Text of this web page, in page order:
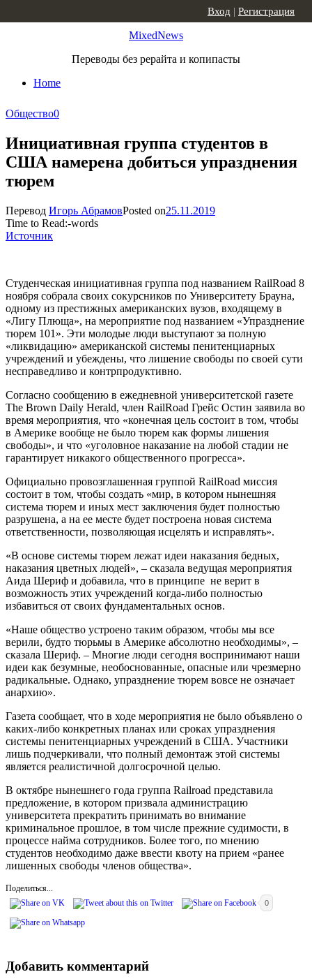
MixedNews
Переводы без рерайта и копипасты
Home
Вход | Регистрация
Общество0
Инициативная группа студентов в
США намерена добиться упразднения
тюрем
Перевод Игорь АбрамовPosted on25.11.2019
Time to Read:-words
Источник
Студенческая инициативная группа под названием RailRoad 8
ноября собрала своих сокурсников по Университету Брауна,
одному из престижных американских вузов, входящему в
«Лигу Плюща», на мероприятие под названием «Упразднение
тюрем 101». Эти молодые люди выступают за полную
«ликвидацию» американской системы пенитенциарных
учреждений и убеждены, что лишение свободы по своей сути
несправедливо и контрпродуктивно.
Согласно сообщению в ежедневной университетской газете
The Brown Daily Herald, член RailRoad Грейс Остин заявила во
время мероприятия, что «конечная цель состоит в том, чтобы
в Америке вообще не было тюрем как формы лишения
свободы», и что «уголовное наказание на любой стадии не
гарантирует никакого общественного прогресса».
Официально провозглашенная группой RailRoad миссия
состоит в том, чтобы создать «мир, в котором нынешняя
система тюрем и иных мест заключения будет полностью
разрушена, а на ее месте будет построена новая система
ответственности, позволяющая исцелять и исправлять».
«В основе системы тюрем лежат идеи наказания бедных,
наказания цветных людей», – сказала ведущая мероприятия
Аида Шериф и добавила, что в принципе не верит в
возможность этих учреждений когда-либо полностью
избавиться от своих фундаментальных основ.
«Наше общество устроено таким образом, чтобы мы все
верили, будто тюрьмы в Америке абсолютно необходимы», –
сказала Шериф. – Многие люди сегодня воспринимают наши
идеи как безумные, необоснованные, опасные или чрезмерно
радикальные. Однако, упразднение тюрем вовсе не означает
анархию».
Газета сообщает, что в ходе мероприятия не было объявлено о
каких-либо конкретных планах или сроках упразднения
системы пенитенциарных учреждений в США. Участники
лишь подчеркивали, что полный демонтаж этой системы
является реалистичной долгосрочной целью.
В октябре нынешнего года группа Railroad представила
предложение, в котором призвала администрацию
университета прекратить принимать во внимание
криминальное прошлое, в том числе прежние судимости, в
процессе найма сотрудников. Более того, по мнению
студентов необходимо даже ввести квоту на прием «ранее
лишенных свободы членов общества».
Поделиться...
0
Добавить комментарий